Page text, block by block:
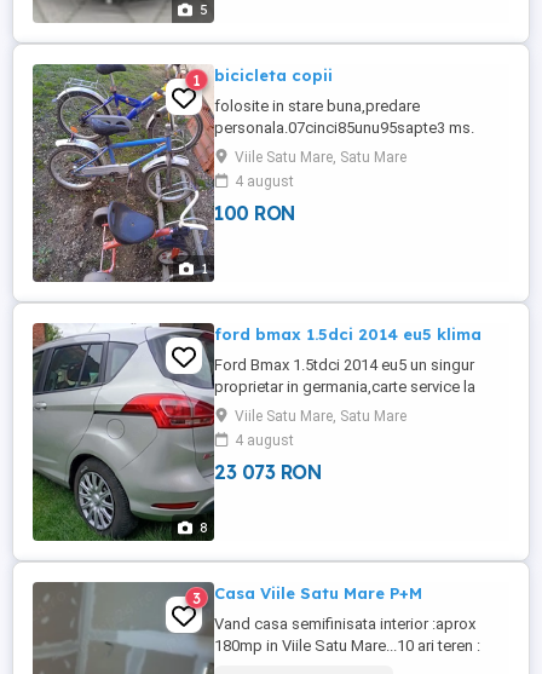
5
1
1 bicicleta copii
folosite in stare buna,predare
personala.07cinci85unu95sapte3 ms.
Viile Satu Mare, Satu Mare
4 august
100 RON
8
ford bmax 1.5dci 2014 eu5 klima
Ford Bmax 1.5tdci 2014 eu5 un singur
proprietar in germania,carte service la
zi,stare f buna,consum si taxe mici.curat
spatios elegant.
Viile Satu Mare, Satu Mare
4 august
23 073 RON
3 Casa Viile Satu Mare P+M
Vand casa semifinisata interior :aprox
180mp in Viile Satu Mare...10 ari teren :